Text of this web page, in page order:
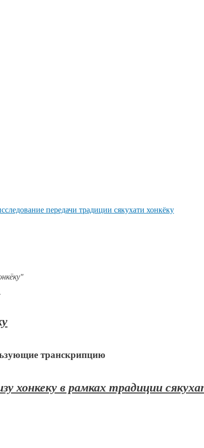
передачи традиции сякухати хонкёку
транскрипцию
хонкеку в рамках традиции